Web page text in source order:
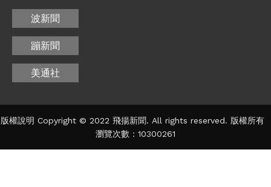
波新聞
蹦新聞
美通社
版權說明 Copyright © 2022 飛揚新聞. All rights reserved. 版權所有
瀏覽次數：10300261